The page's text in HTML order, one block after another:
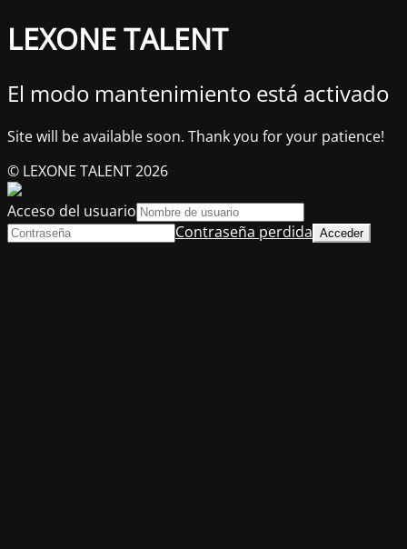
LEXONE TALENT
El modo mantenimiento está activado
Site will be available soon. Thank you for your patience!
© LEXONE TALENT 2026
Acceso del usuario
Contraseña perdida